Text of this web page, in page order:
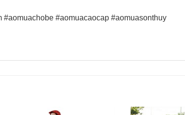
#aomuacaocap #aomuasonthuy